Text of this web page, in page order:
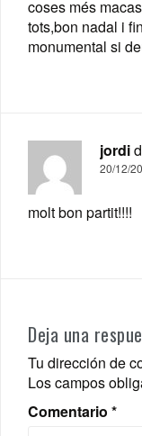
coses més
tots,bon nadal i
monumental si
jordi
20/12/
molt bon partit!!!!
Deja una
Tu dirección de
Los campos
Comentario *